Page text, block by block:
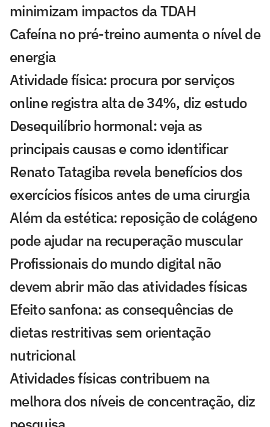
minimizam impactos da TDAH
Cafeína no pré-treino aumenta o nível de
energia
Atividade física: procura por serviços
online registra alta de 34%, diz estudo
Desequilíbrio hormonal: veja as
principais causas e como identificar
Renato Tatagiba revela benefícios dos
exercícios físicos antes de uma cirurgia
Além da estética: reposição de colágeno
pode ajudar na recuperação muscular
Profissionais do mundo digital não
devem abrir mão das atividades físicas
Efeito sanfona: as consequências de
dietas restritivas sem orientação
nutricional
Atividades físicas contribuem na
melhora dos níveis de concentração, diz